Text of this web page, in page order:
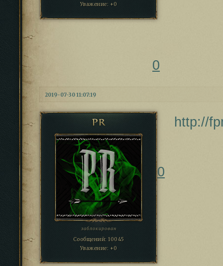
Уважение: +0
0
2019-07-30 11:07:19
PR
заблокирован
Сообщений: 10045
Уважение: +0
http://
0